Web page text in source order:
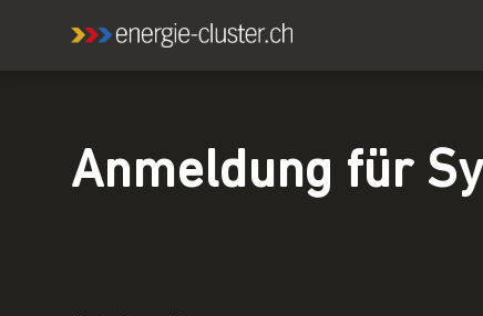
Anmeldung für